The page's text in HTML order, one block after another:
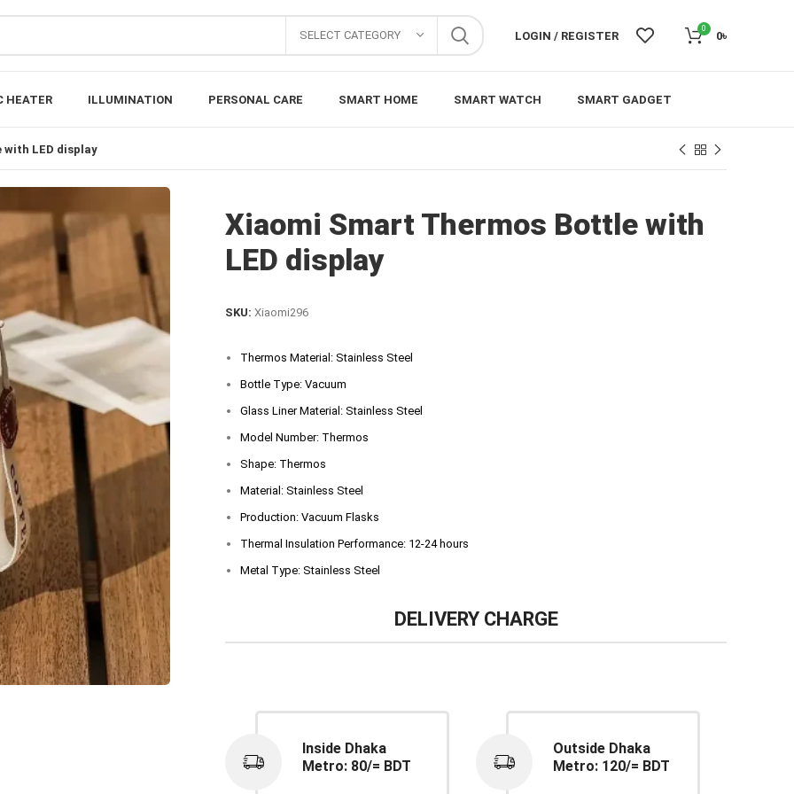
SELECT CATEGORY LOGIN / REGISTER
0
0৳
HEATER ILLUMINATION PERSONAL CARE SMART HOME SMART WATCH SMART GADGET
LED display
Xiaomi Smart Thermos Bottle with
LED display
SKU: Xiaomi296
Thermos Material: Stainless Steel
Bottle Type: Vacuum
Glass Liner Material: Stainless Steel
Model Number: Thermos
Shape: Thermos
Material: Stainless Steel
Production: Vacuum Flasks
Thermal Insulation Performance: 12-24 hours
Metal Type: Stainless Steel
DELIVERY CHARGE
Inside Dhaka
Metro: 80/= BDT
Outside Dhaka
Metro: 120/= BDT